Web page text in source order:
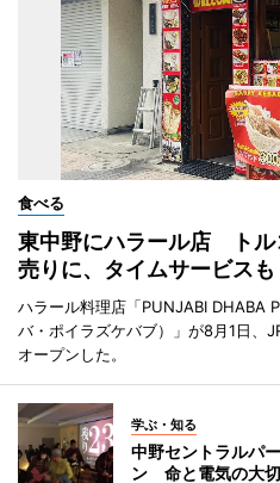
食べる
東中野にハラール店 トル
売りに、タイムサービスも
ハラール料理店「PUNJABI DHABA
バ・ポイラズケバブ）」が8月1日、
オープンした。
学ぶ・知る
中野セントラルパ
ン 命と電気の大